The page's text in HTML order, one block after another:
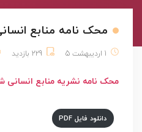
محک نامه منابع
1 اردیبهشت 5 229 بازدید
محک نامه نشریه منابع انسانی
دانلود فایل PDF